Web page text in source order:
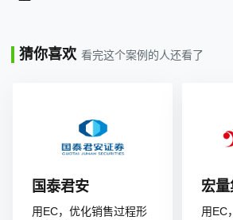
猜你喜欢 看完这个案例的人还看了
国泰君安
用EC，优化销售过程形
宏量
用EC